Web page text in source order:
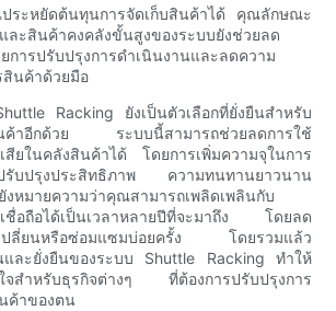
ระหยัดต้นทุนการจัดเก็บสินค้าได้ คุณลักษณะ
ละสินค้าคงคลังขั้นสูงของระบบยังช่วยลด
การปรับปรุงการดำเนินงานและลดความ
สินค้าด้วยมือ
Racking ยังเป็นตัวเลือกที่ยั่งยืนสำหรับ
นค้าอีกด้วย ระบบนี้สามารถช่วยลดการใช้
สียในคลังสินค้าได้ โดยการเพิ่มความจุในการ
ปรับปรุงประสิทธิภาพ ความทนทานยาวนาน
งหมายความว่าคุณสามารถเพลิดเพลินกับ
ชื่อถือได้เป็นเวลาหลายปีที่จะมาถึง โดยลด
เปลี่ยนหรือซ่อมแซมบ่อยครั้ง โดยรวมแล้ว
ละยั่งยืนของระบบ Shuttle Racking ทำให้
ใจสำหรับธุรกิจต่างๆ ที่ต้องการปรับปรุงการ
ค้าของตน